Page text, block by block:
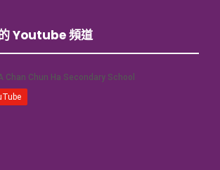
Youtube 頻道